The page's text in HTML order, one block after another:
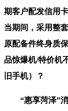
期客户配发信用
当期间，采用整
原配备件终身质
品惊爆机/特价机
旧手机）？
“惠享菏泽”消